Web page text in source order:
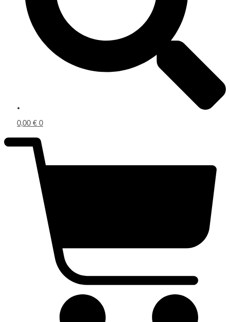
0,00 € 0